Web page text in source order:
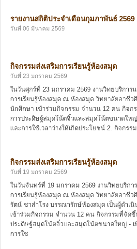
รายงานสถิติประจำเดือนกุมภาพันธ์ 2569
วันที่ 06 มีนาคม 2569
กิจกรรมส่งเสริมการเรียนรู้ห้องสมุด
วันที่ 23 มกราคม 2569
ในวันศุกร์ที่ 23 มกราคม 2569 งานวิทยบริการ
การเรียนรู้ห้องสมุด ณ ห้องสมุด วิทยาลัยอาชี
นักศึกษา เข้าร่วมกิจกรรม จำนวน 12 คน กิจ
การประดิษฐ์สมุดโน้ตจิ๋วและสมุดโน้ตขนาดให
และการใช้เวลาว่างให้เกิดประโยชน์ 2. กิจกร
กิจกรรมส่งเสริมการเรียนรู้ห้องสมุด
วันที่ 19 มกราคม 2569
ในวันจันทร์ที่ 19 มกราคม 2569 งานวิทยบริกา
การเรียนรู้ห้องสมุด ณ ห้องสมุด วิทยาลัยอาชี
รัตน์ ชาสำโรง บรรณารักษ์ห้องสมุด เป็นผู้ดำเ
เข้าร่วมกิจกรรม จำนวน 12 คน กิจกรรมที่จัด
ประดิษฐ์สมุดโน้ตจิ๋วและสมุดโน้ตขนาดใหญ่ - เ
การใช